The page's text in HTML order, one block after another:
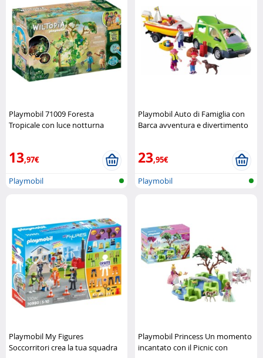
Playmobil 71009 Foresta
Tropicale con luce notturna
13,97€
Playmobil
Playmobil Auto di Famiglia con
Barca avventura e divertimento
23,95€
Playmobil
Playmobil My Figures
Soccorritori crea la tua squadra
Playmobil Princess Un momento
incantato con il Picnic con